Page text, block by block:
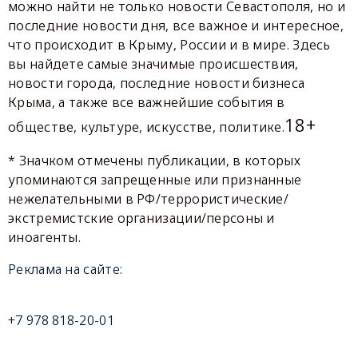
можно найти не только новости Севастополя, но и
последние новости дня, все важное и интересное,
что происходит в Крыму, России и в мире. Здесь
вы найдете самые значимые происшествия,
новости города, последние новости бизнеса
Крыма, а также все важнейшие события в
обществе, культуре, искусстве, политике.18+
* Значком отмечены публикации, в которых
упоминаются запрещенные или признанные
нежелательными в РФ/террористические/
экстремистские организации/персоны и
иноагенты.
Реклама на сайте:
+7 978 818-20-01